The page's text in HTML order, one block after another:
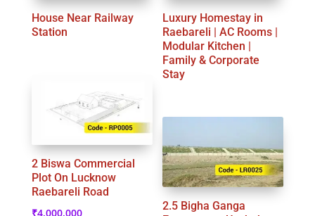
House Near Railway
Station
Luxury Homestay in
Raebareli | AC Rooms |
Modular Kitchen |
Family & Corporate
Stay
2 Biswa Commercial
Plot On Lucknow
Raebareli Road
₹4,000,000
2.5 Bigha Ganga